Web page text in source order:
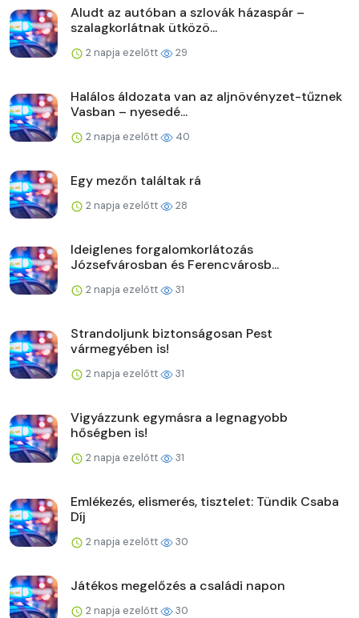
Aludt az autóban a szlovák házaspár –
szalagkorlátnak ütközö...
2 napja ezelőtt 29
Halálos áldozata van az aljnövényzet-tűznek
Vasban – nyesedé...
2 napja ezelőtt 40
Egy mezőn találtak rá
2 napja ezelőtt 28
Ideiglenes forgalomkorlátozás
Józsefvárosban és Ferencvárosb...
2 napja ezelőtt 31
Strandoljunk biztonságosan Pest
vármegyében is!
2 napja ezelőtt 31
Vigyázzunk egymásra a legnagyobb
hőségben is!
2 napja ezelőtt 31
Emlékezés, elismerés, tisztelet: Tündik Csaba
Díj
2 napja ezelőtt 30
Játékos megelőzés a családi napon
2 napja ezelőtt 30